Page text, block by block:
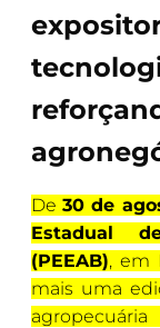
De30 de
Estadual
(PEEAB), em
mais uma